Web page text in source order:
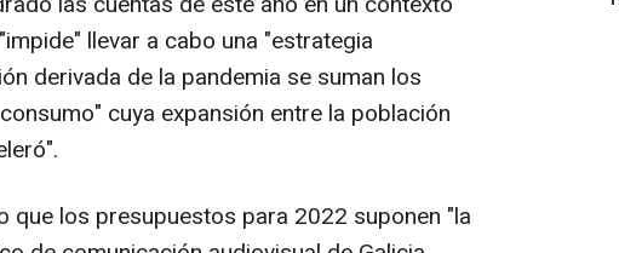
llevar a cabo una "estrategia
derivada de la pandemia se suman los
cuya expansión entre la población
que los presupuestos para 2022 suponen "la